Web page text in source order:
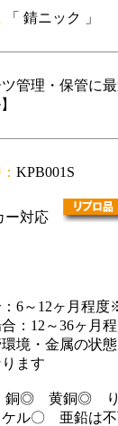
「 錆ニック 」
ツ管理・保管に
KPB001S
ー対応
6～12ヶ月程度
：12～36ヶ月
境・金属の状態
ます
◎ 黄銅◎ り
ル〇 亜鉛は不